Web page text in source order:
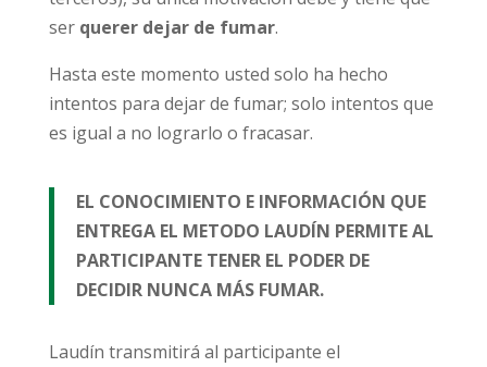
ser querer dejar de fumar.
Hasta este momento usted solo ha hecho
intentos para dejar de fumar; solo intentos que
es igual a no lograrlo o fracasar.
EL CONOCIMIENTO E INFORMACIÓN QUE
ENTREGA EL METODO LAUDÍN PERMITE AL
PARTICIPANTE TENER EL PODER DE
DECIDIR NUNCA MÁS FUMAR.
Laudín transmitirá al participante el